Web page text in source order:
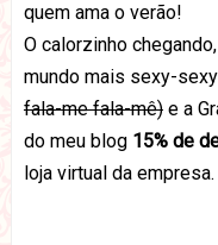
quem ama o verão!
O calorzinho
mundo mais sexy-
fala-me fala-mê)e a
do meu blog 15% de
loja virtual da empresa.